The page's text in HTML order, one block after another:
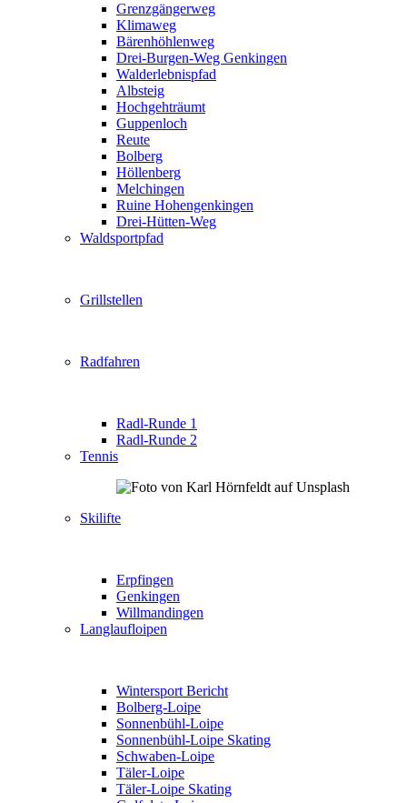
Grenzgängerweg
Klimaweg
Bärenhöhlenweg
Drei-Burgen-Weg Genkingen
Walderlebnispfad
Albsteig
Hochgehträumt
Guppenloch
Reute
Bolberg
Höllenberg
Melchingen
Ruine Hohengenkingen
Drei-Hütten-Weg
Waldsportpfad
Grillstellen
Radfahren
Radl-Runde 1
Radl-Runde 2
Tennis
Skilifte
Erpfingen
Genkingen
Willmandingen
Langlaufloipen
Wintersport Bericht
Bolberg-Loipe
Sonnenbühl-Loipe
Sonnenbühl-Loipe Skating
Schwaben-Loipe
Täler-Loipe
Täler-Loipe Skating